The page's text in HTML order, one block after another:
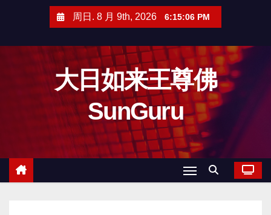
周日. 8 月 9th, 2026 6:15:07 PM
大日如来王尊佛
SunGuru